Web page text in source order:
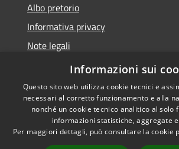
Albo pretorio
Informativa privacy
Note legali
Dichiarazione di accessibilità
Accessibilità
Informazioni sui
Questo sito web utilizza cookie tecnici e
necessari al corretto funzionamento e alla
nonché un cookie tecnico analitico al solo
informazioni statistiche, aggregate
Per maggiori dettagli, può consultare la cookie